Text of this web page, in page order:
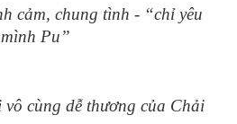
cảm, chung tình - “chỉ yêu
mình Pu”
cùng dễ thương của Chải